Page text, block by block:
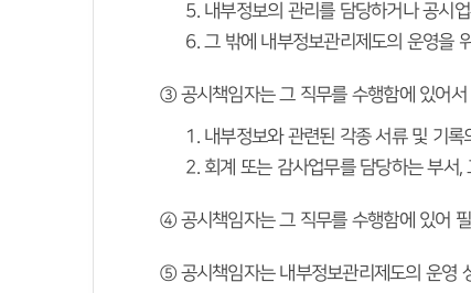
내부정보의 관리를 담당하거나 공시
그 밖에 내부정보관리제도의 운영을
③ 공시책임자는 그 직무를 수행함에 있어
내부정보와 관련된 각종 서류 및 기
회계 또는 감사업무를 담당하는 부서
④ 공시책임자는 그 직무를 수행함에 있어
⑤ 공시책임자는 내부정보관리제도의 운영